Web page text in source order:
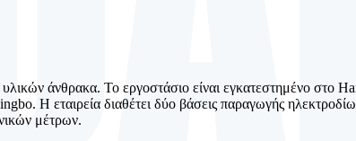
άνθρακα. Το εργοστάσιο είναι εγκατεστημένο στο
Η εταιρεία διαθέτει δύο βάσεις παραγωγής
μέτρων.